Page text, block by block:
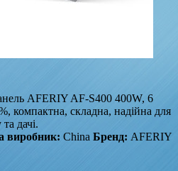
AFERIY AF‑S400 400W, 6
компактна, складна, надійна для
дачі.
виробник: China Бренд: AFERIY